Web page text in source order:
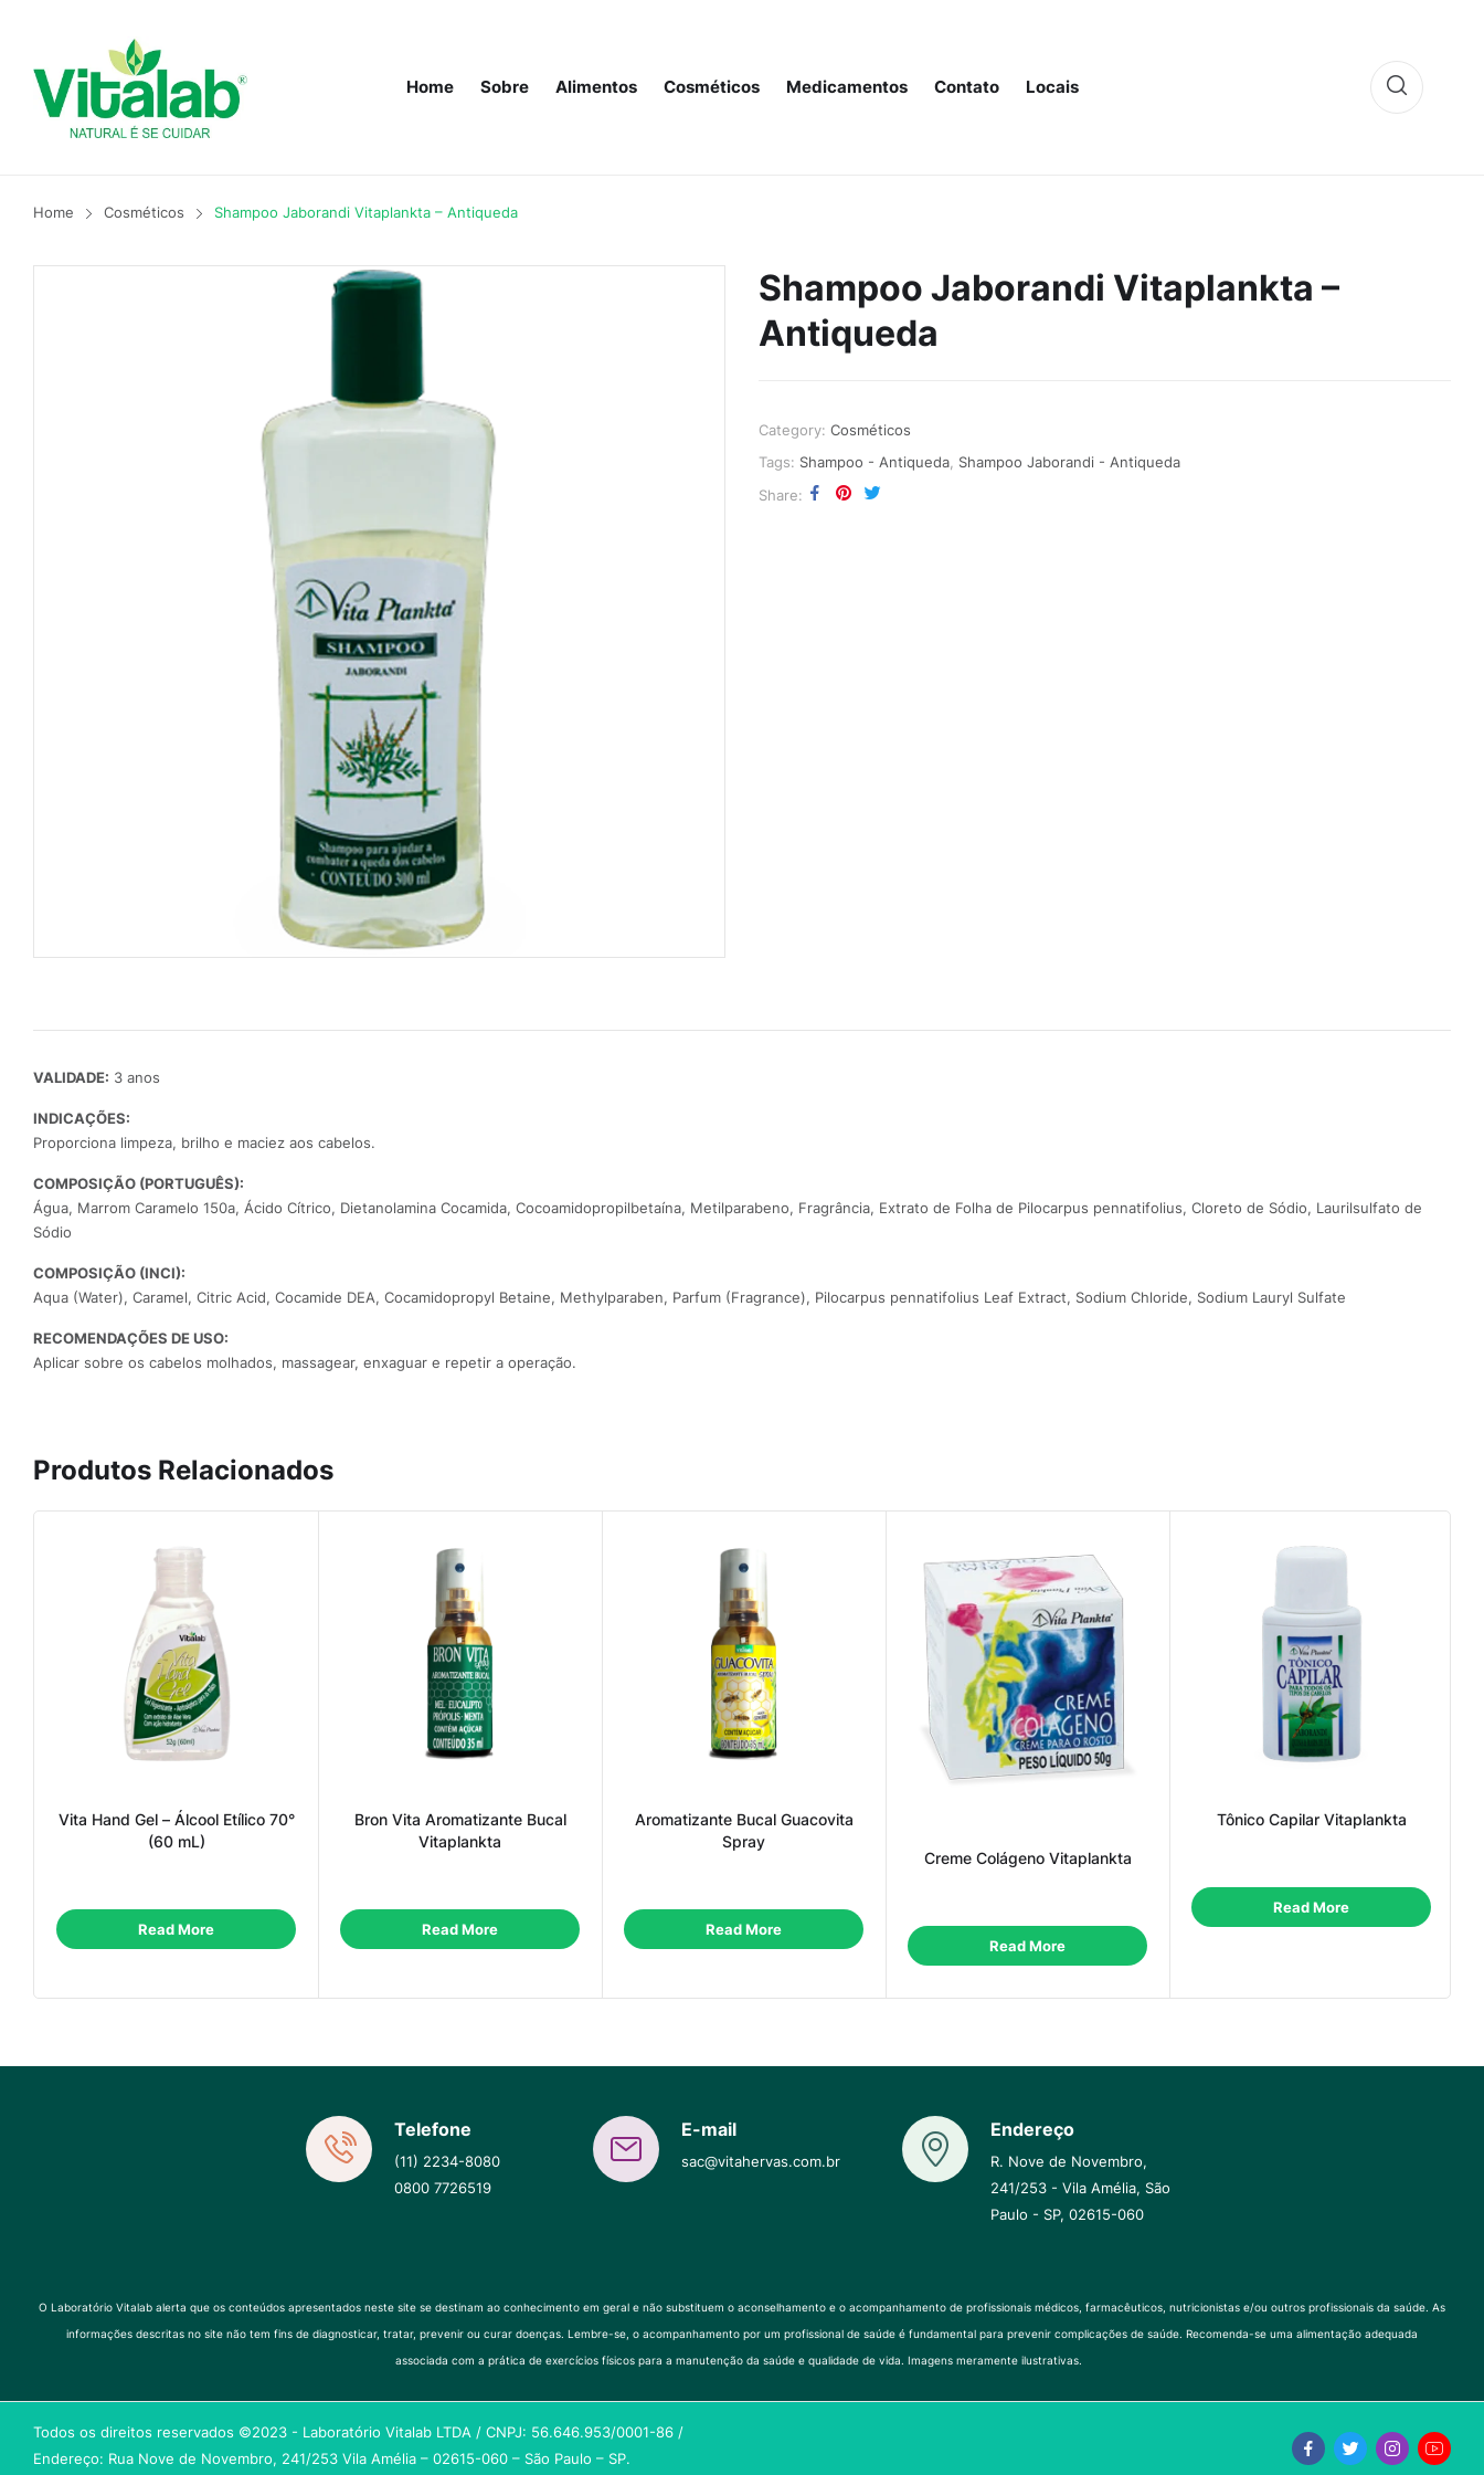
Home Sobre Alimentos Cosméticos Medicamentos Contato Locais
Home Cosméticos Shampoo Jaborandi Vitaplankta – Antiqueda
Shampoo Jaborandi Vitaplankta –
Antiqueda
Category: Cosméticos
Tags: Shampoo - Antiqueda, Shampoo Jaborandi - Antiqueda
Share
VALIDADE: 3 anos
INDICAÇÕES:
Proporciona limpeza, brilho e maciez aos cabelos.
COMPOSIÇÃO (PORTUGUÊS):
Água, Marrom Caramelo 150a, Ácido Cítrico, Dietanolamina Cocamida, Cocoamidopropilbetaína, Metilparabeno, Fragrância, Extrato de Folha de Pilocarpus pennatifolius, Cloreto de Sódio, Laurilsulfato de
Sódio
COMPOSIÇÃO (INCI):
Aqua (Water), Caramel, Citric Acid, Cocamide DEA, Cocamidopropyl Betaine, Methylparaben, Parfum (Fragrance), Pilocarpus pennatifolius Leaf Extract, Sodium Chloride, Sodium Lauryl Sulfate
RECOMENDAÇÕES DE USO:
Aplicar sobre os cabelos molhados, massagear, enxaguar e repetir a operação.
Produtos Relacionados
Vita Hand Gel – Álcool Etílico 70°
(60 mL)
Read More
Bron Vita Aromatizante Bucal
Vitaplankta
Read More
Aromatizante Bucal Guacovita
Spray
Read More
Creme Colágeno Vitaplankta
Read More
Tônico Capilar Vitaplankta
Read More
Telefone
(11) 2234-8080
0800 7726519
E-mail
sac@vitahervas.com.br
Endereço
R. Nove de Novembro,
241/253 - Vila Amélia, São
Paulo - SP, 02615-060
O Laboratório Vitalab alerta que os conteúdos apresentados neste site se destinam ao conhecimento em geral e não substituem o aconselhamento e o acompanhamento de profissionais médicos, farmacêuticos, nutricionistas e/ou outros profissionais da saúde. As
informações descritas no site não tem fins de diagnosticar, tratar, prevenir ou curar doenças. Lembre-se, o acompanhamento por um profissional de saúde é fundamental para prevenir complicações de saúde. Recomenda-se uma alimentação adequada
associada com a prática de exercícios físicos para a manutenção da saúde e qualidade de vida. Imagens meramente ilustrativas.
Todos os direitos reservados ©2023 - Laboratório Vitalab LTDA / CNPJ: 56.646.953/0001-86 /
Endereço: Rua Nove de Novembro, 241/253 Vila Amélia – 02615-060 – São Paulo – SP.